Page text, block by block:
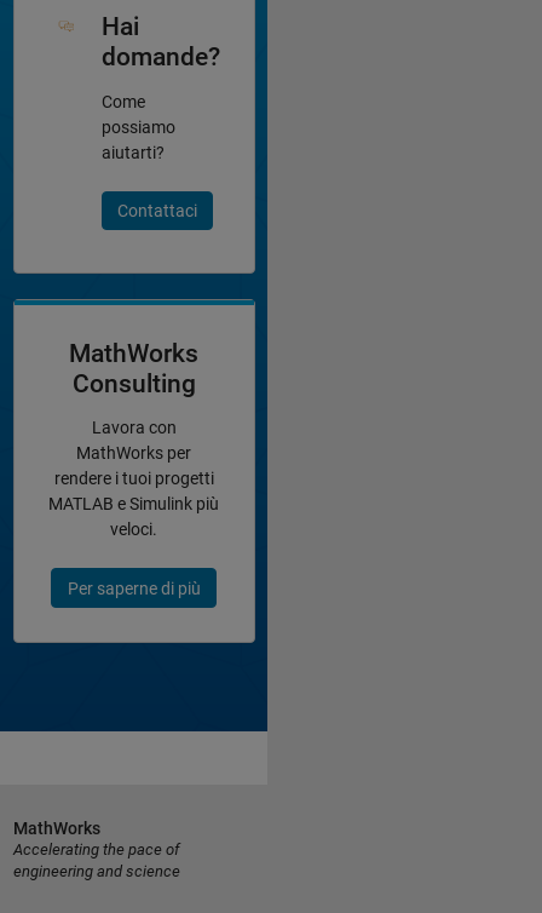
Hai
domande?
Come
possiamo
aiutarti?
Contattaci
MathWorks
Consulting
Lavora con
MathWorks per
rendere i tuoi progetti
MATLAB e Simulink più
veloci.
Per saperne di più
MathWorks
Accelerating the pace of
engineering and science